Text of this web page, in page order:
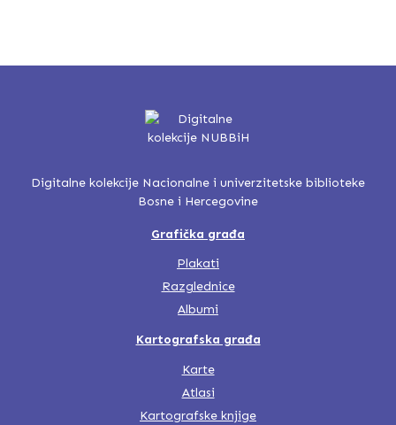
Digitalne kolekcije Nacionalne i univerzitetske biblioteke
Bosne i Hercegovine
Grafička građa
Plakati
Razglednice
Albumi
Kartografska građa
Karte
Atlasi
Kartografske knjige